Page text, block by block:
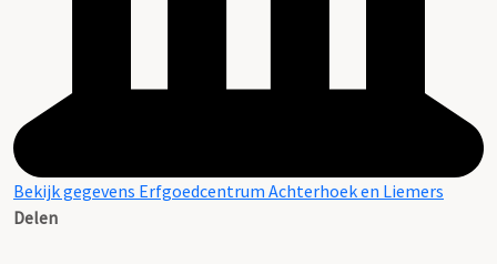
Bekijk gegevens Erfgoedcentrum Achterhoek en Liemers
Delen